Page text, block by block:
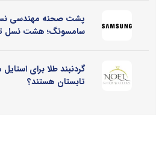
سامسونگ؛ هشت نسل
گردنبند طلا برای
تابستان هستند؟